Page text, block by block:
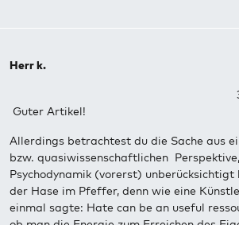
Herr k.
Guter Artikel!
Allerdings betrachtest du die Sache aus
bzw. quasiwissenschaftlichen
Psychodynamik (vorerst)
der Hase im Pfeffer, denn wie eine
einmal sagte: Hate can be an useful